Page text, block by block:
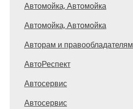
Автомойка, Автомойка
Автомойка, Автомойка
Авторам и правообладателям
АвтоРеспект
Автосервис
Автосервис